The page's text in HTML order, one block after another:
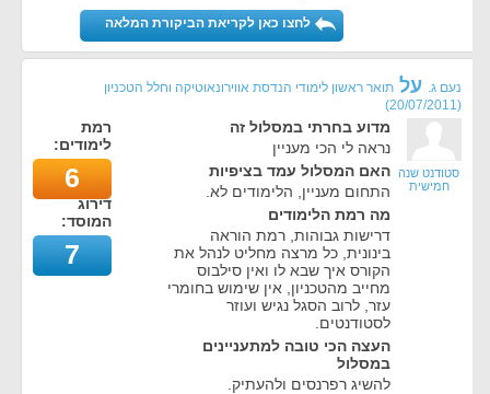
לחצו כאן לקריאת הביקורת המלאה
נעם ג. על תואר ראשון לימודי הנדסת אווירונאוטיקה וחלל הטכניון
(
20/07/2011
)
סטודנט שנה
חמישית
מדוע בחרתי במסלול זה
נראה לי הכי מעניין
האם המסלול עמד בציפיות
התחום מעניין, הלימודים לא.
מה רמת הלימודים
דרישות גבוהות, רמת הוראה
בינונית, כל מרצה מחליט לנהל את
הקורס איך שבא לו ואין סילבוס
מחייב מהטכניון, אין שימוש בחומרי
עזר, לרוב הסגל נגיש ועוזר
לסטודנטים.
העצה הכי טובה למתעניינים
במסלול
להשיג רפרנסים ולהעתיק.
רמת
לימודים:
6
דירוג
המוסד:
7